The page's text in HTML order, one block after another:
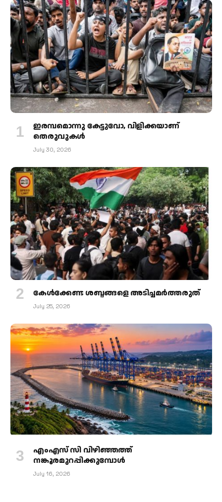
ഇരമ്പമൊന്നു കേട്ടുവോ, വിളിക്കയാണ്
തെരുവുകള്‍
July 30, 2026
കേള്‍ക്കേണ്ട ശബ്ദങ്ങളെ അടിച്ചമര്‍ത്തരുത്
July 25, 2026
എംഎസ് സി വിഴിഞ്ഞത്ത്
നങ്കൂരമുറപ്പിക്കുമ്പോള്‍
July 16, 2026